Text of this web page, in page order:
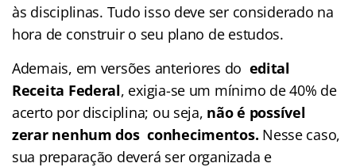
às disciplinas. Tudo isso deve ser considerado na
hora de construir o seu plano de estudos.
Ademais, em versões anteriores do edital
Receita Federal, exigia-se um mínimo de 40% de
acerto por disciplina; ou seja, não é possível
zerar nenhum dos conhecimentos. Nesse caso,
sua preparação deverá ser organizada e